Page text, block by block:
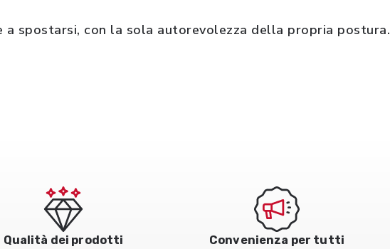
a spostarsi, con la sola autorevolezza della propria postura.
Qualità dei prodotti Convenienza per tutti